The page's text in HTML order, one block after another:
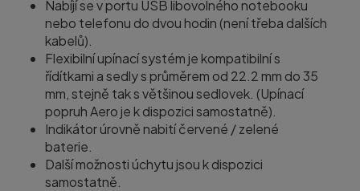
Nabíjí se v portu USB libovolného notebooku
nebo telefonu do dvou hodin (není třeba dalších
kabelů).
Flexibilní upínací systém je kompatibilní s
řídítkami a sedly s průměrem od 22.2 mm do 35
mm, stejně tak s většinou sedlovek. (Upínací
popruh Aero je k dispozici samostatně).
Indikátor úrovně nabití červené / zelené
baterie.
Další možnosti úchytu jsou k dispozici
samostatně.